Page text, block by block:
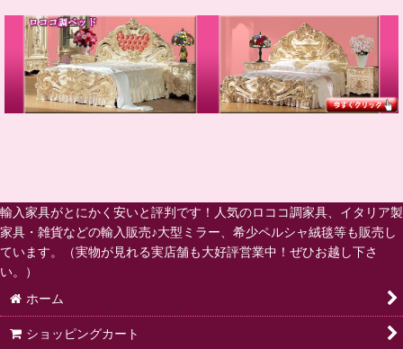
輸入家具がとにかく安いと評判です！人気のロココ調家具、イタリア製
家具・雑貨などの輸入販売♪大型ミラー、希少ペルシャ絨毯等も販売し
ています。（実物が見れる実店舗も大好評営業中！ぜひお越し下さ
い。）
ホーム
ショッピングカート